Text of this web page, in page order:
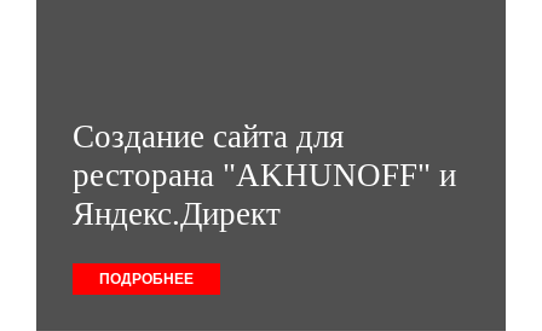
Создание сайта для
ресторана "AKHUNOFF" и
Яндекс.Директ
ПОДРОБНЕЕ